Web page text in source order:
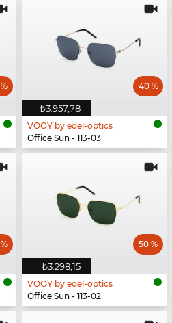
₺3.957,78
40 %
VOOY by edel-optics
Office Sun - 113-03
₺3.298,15
50 %
VOOY by edel-optics
Office Sun - 113-02